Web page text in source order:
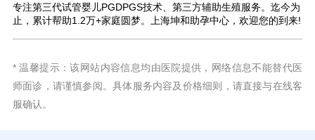
专注第三代试管婴儿PGDPGS技术、第三方辅助生殖服务。迄今为
止，累计帮助1.2万+家庭圆梦。上海坤和助孕中心，欢迎您的到来!
* 温馨提示：该网站内容信息均由医院提供，网络信息不能替代医
师面诊，请谨慎参阅。具体服务内容及价格细则，请直接与在线客
服确认。